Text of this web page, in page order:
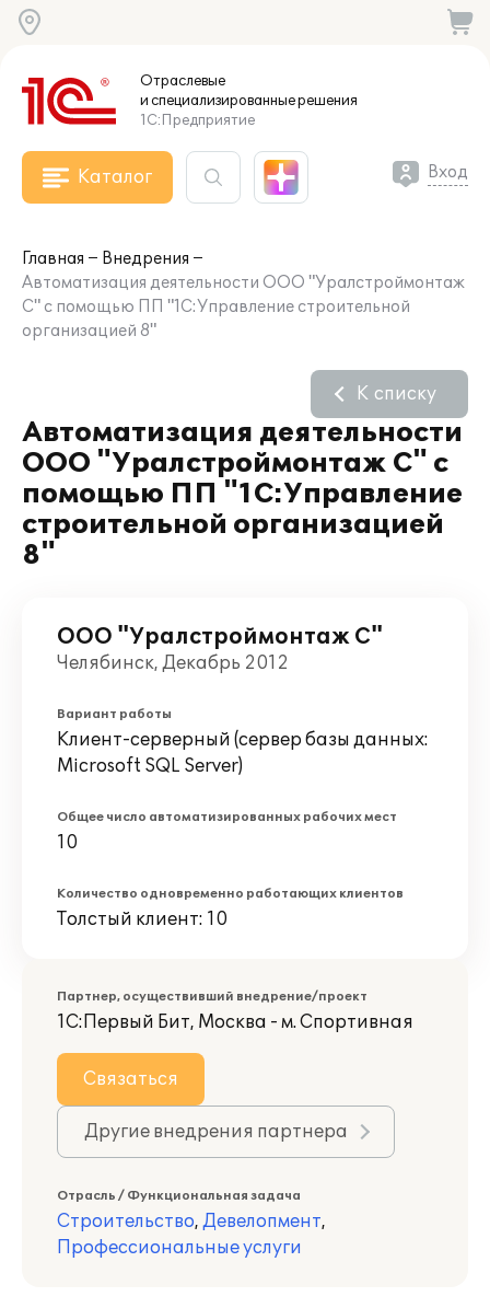
Отраслевые
и специализированныерешения
1С:Предприятие
Каталог Вход
Главная
Внедрения
Автоматизация деятельности ООО "Уралстроймонтаж
С" с помощью ПП "1С:Управление строительной
организацией 8"
Автоматизация деятельности
ООО "Уралстроймонтаж С" с
помощью ПП "1С:Управление
строительной организацией
8"
К списку
ООО "Уралстроймонтаж С"
Челябинск, Декабрь 2012
Вариант работы
Клиент-серверный (сервер базы данных:
Microsoft SQL Server)
Общее число автоматизированных рабочих мест
10
Количество одновременно работающих клиентов
Толстый клиент: 10
Партнер, осуществивший внедрение/проект
1С:Первый Бит, Москва - м. Спортивная
Связаться
Другие внедрения партнера
Отрасль / Функциональная задача
Строительство, Девелопмент,
Профессиональные услуги